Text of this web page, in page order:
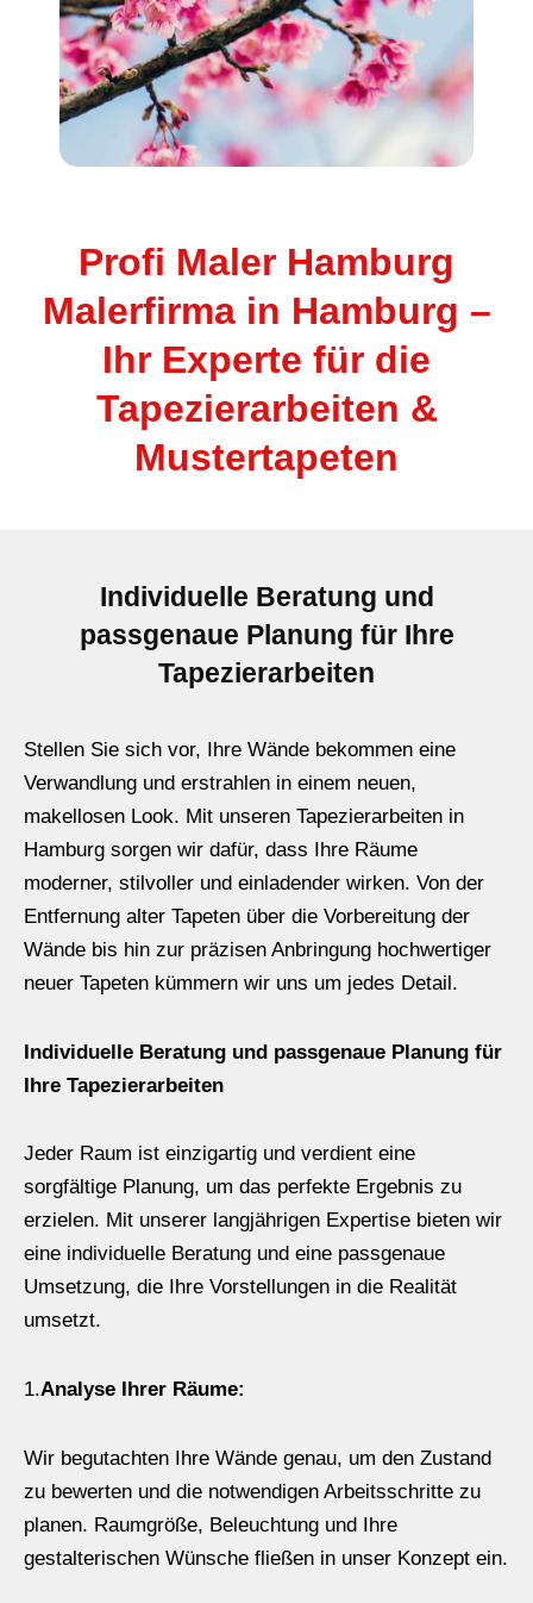
Profi Maler Hamburg
Malerfirma in Hamburg –
Ihr Experte für die
Tapezierarbeiten &
Mustertapeten
Individuelle Beratung und
passgenaue Planung für Ihre
Tapezierarbeiten
Stellen Sie sich vor, Ihre Wände bekommen eine
Verwandlung und erstrahlen in einem neuen,
makellosen Look. Mit unseren Tapezierarbeiten in
Hamburg sorgen wir dafür, dass Ihre Räume
moderner, stilvoller und einladender wirken. Von der
Entfernung alter Tapeten über die Vorbereitung der
Wände bis hin zur präzisen Anbringung hochwertiger
neuer Tapeten kümmern wir uns um jedes Detail.
Individuelle Beratung und passgenaue Planung für
Ihre Tapezierarbeiten
Jeder Raum ist einzigartig und verdient eine
sorgfältige Planung, um das perfekte Ergebnis zu
erzielen. Mit unserer langjährigen Expertise bieten wir
eine individuelle Beratung und eine passgenaue
Umsetzung, die Ihre Vorstellungen in die Realität
umsetzt.
1.Analyse Ihrer Räume:
Wir begutachten Ihre Wände genau, um den Zustand
zu bewerten und die notwendigen Arbeitsschritte zu
planen. Raumgröße, Beleuchtung und Ihre
gestalterischen Wünsche fließen in unser Konzept ein.